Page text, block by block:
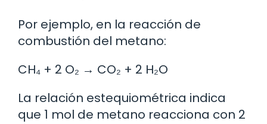
Por ejemplo, en la reacción de
combustión del metano:
CH₄ + 2 O₂ → CO₂ + 2 H₂O
La relación estequiométrica indica
que 1 mol de metano reacciona con 2